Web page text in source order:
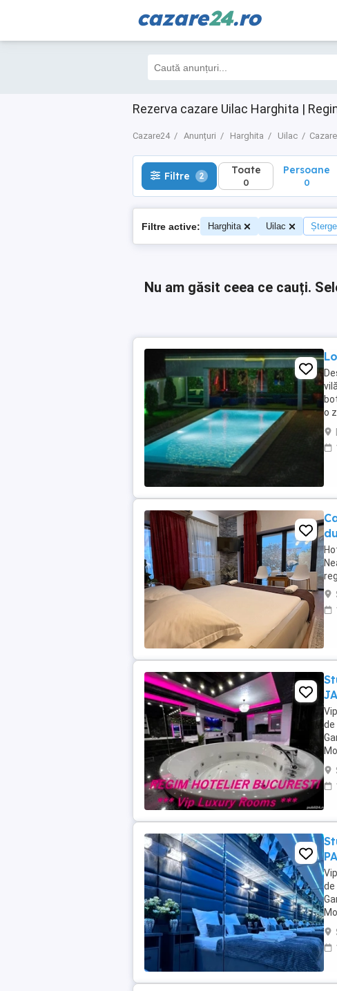
cazare24.ro
Rezerva cazare Uilac Harghita |
Cazare24 Anunțuri Harghita Uilac
Filtre 2 Toate
0
Filtre 2 Toate
0
Persoane
0
Filtre active: Harghita Uilac
Nu am găsit ceea ce cauți.
o
de
de